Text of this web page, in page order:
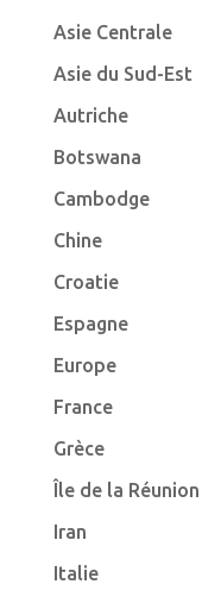
Asie Centrale
Asie du Sud-Est
Autriche
Botswana
Cambodge
Chine
Croatie
Espagne
Europe
France
Grèce
Île de la Réunion
Iran
Italie